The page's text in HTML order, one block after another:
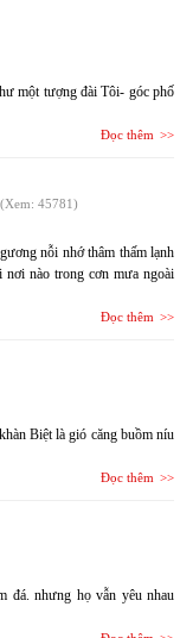
một tượng đài Tôi- góc phố
Đọc thêm
(Xem: 45781)
nỗi nhớ thâm thấm lạnh
nào trong cơn mưa ngoài
Đọc thêm
Biệt là gió căng buồm níu
Đọc thêm
đá. nhưng họ vẫn yêu nhau